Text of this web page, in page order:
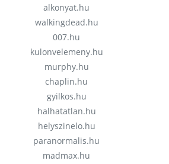
alkonyat.hu
walkingdead.hu
007.hu
kulonvelemeny.hu
murphy.hu
chaplin.hu
gyilkos.hu
halhatatlan.hu
helyszinelo.hu
paranormalis.hu
madmax.hu